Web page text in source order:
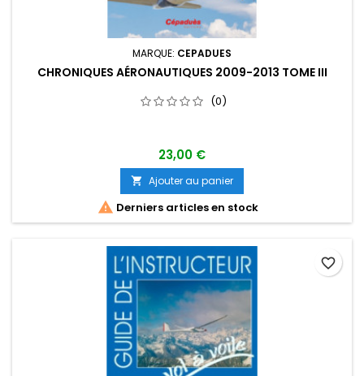
MARQUE: CEPADUES
CHRONIQUES AÉRONAUTIQUES 2009-2013 TOME III
(0)
23,00 €
 Ajouter au panier
 Derniers articles en stock
favorite_border